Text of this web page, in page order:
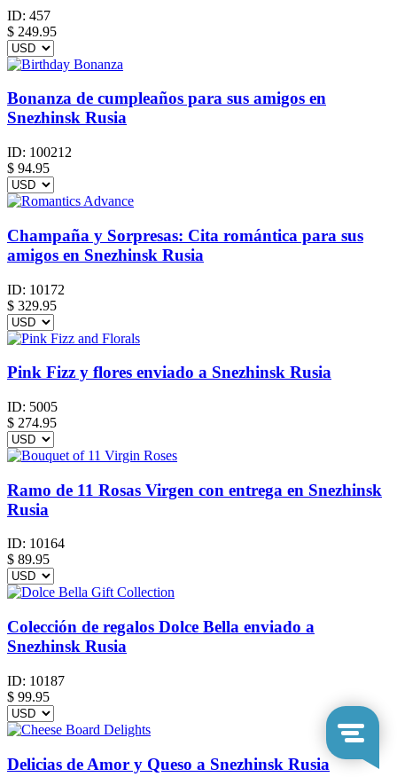
ID: 457
$ 249.95
Bonanza de cumpleaños para sus amigos en
Snezhinsk Rusia
ID: 100212
$ 94.95
Champaña y Sorpresas: Cita romántica para sus
amigos en Snezhinsk Rusia
ID: 10172
$ 329.95
Pink Fizz y flores enviado a Snezhinsk Rusia
ID: 5005
$ 274.95
Ramo de 11 Rosas Virgen con entrega en Snezhinsk
Rusia
ID: 10164
$ 89.95
Colección de regalos Dolce Bella enviado a
Snezhinsk Rusia
ID: 10187
$ 99.95
Delicias de Amor y Queso a Snezhinsk Rusia